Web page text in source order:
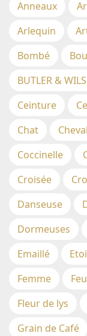
Anneaux
Arlequin
Bombé
BUTLER &
Ceinture
Chat
Cheval
Coccinelle
Croisée
Danseuse
Dormeuses
Emaillé
Femme
Fleur de lys
Grain de Café